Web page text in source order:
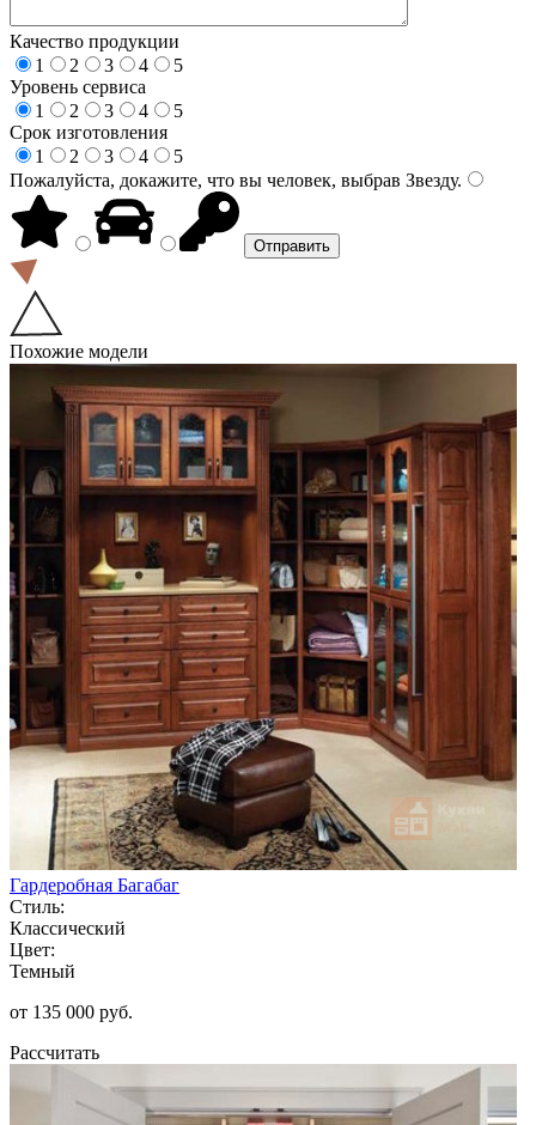
Качество продукции
1
2 3 4
5
Уровень сервиса
1
2 3 4
5
Срок изготовления
1
2 3 4
5
Пожалуйста, докажите, что вы человек, выбрав Звезду.
Похожие модели
Гардеробная Багабаг
Стиль:
Классический
Цвет:
Темный
от 135 000 руб.
Рассчитать